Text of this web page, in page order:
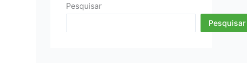
Pesquisar
Pesquisar